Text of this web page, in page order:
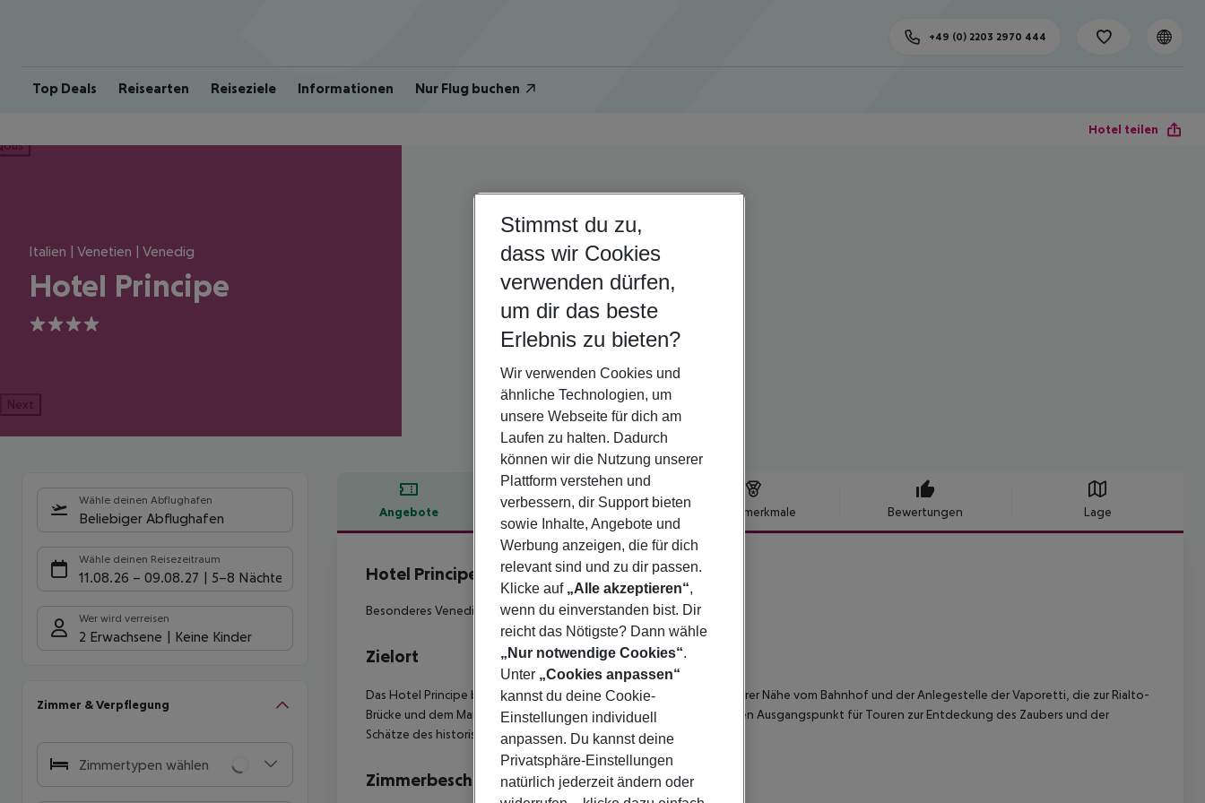
Top Deals Reisearten Reiseziele Informationen Nur Flug buchen
+49 (0) 2203 2970 444
Hotel teilen
Italien | Venetien | Venedig
Hotel Principe
4
Next
Wähle deinen Abflughafen
Beliebiger Abflughafen
Wähle deinen Reisezeitraum
11.08.26 – 09.08.27 5-8 Nächte
Wer wird verreisen
2 Erwachsene Keine Kinder
Zimmer & Verpflegung
Zimmertypen wählen
Angebote Hotelbeschreibung Hotelmerkmale Bewertungen Lage
Hotelbeschreibung
Hotel Principe
Besonderes Venedig Hotel am Canal Grande!
Zielort
Das Hotel Principe befindet sich in der Lista di Spagna, in unmittelbarer Nähe vom Bahnhof und der Anlegestelle der Vaporetti, die zur Rialto-
Brücke und dem Markusplatz fahren, und stellt einen ausgezeichneten Ausgangspunkt für Touren zur Entdeckung des Zaubers und der
Schätze des historischen Zentrums von Venedig dar.
Zimmerbeschreibung
Stimmst du zu,
dass wir Cookies
verwenden dürfen,
um dir das beste
Erlebnis zu bieten?
Wir verwenden Cookies und
ähnliche Technologien, um
unsere Webseite für dich am
Laufen zu halten. Dadurch
können wir die Nutzung unserer
Plattform verstehen und
verbessern, dir Support bieten
sowie Inhalte, Angebote und
Werbung anzeigen, die für dich
relevant sind und zu dir passen.
Klicke auf „Alle akzeptieren“,
wenn du einverstanden bist. Dir
reicht das Nötigste? Dann wähle
„Nur notwendige Cookies“.
Unter „Cookies anpassen“
kannst du deine Cookie-
Einstellungen individuell
anpassen. Du kannst deine
Privatsphäre-Einstellungen
natürlich jederzeit ändern oder